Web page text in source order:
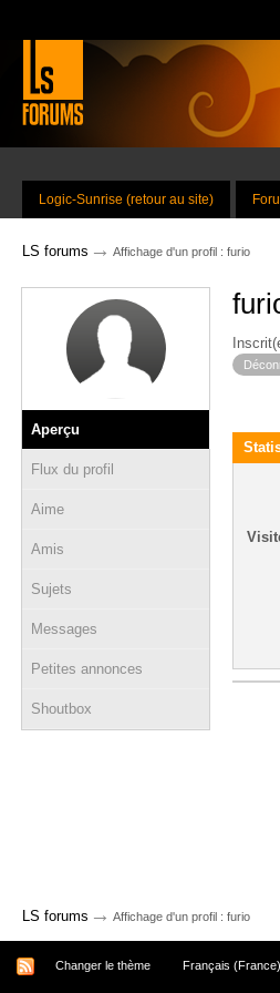
Logic-Sunrise (retour au site)
LS forums → Affichage d'un profil : furio
Aperçu
Flux du profil
Aime
Amis
Sujets
Messages
Petites annonces
Shoutbox
LS forums → Affichage d'un profil : furio
Changer le thème Français